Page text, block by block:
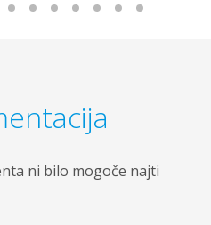
ni bilo mogoče najti